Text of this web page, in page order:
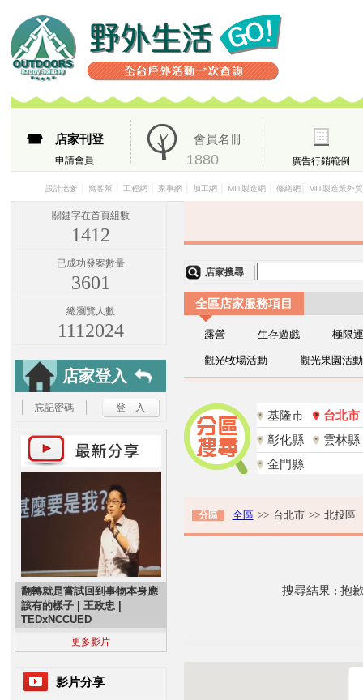
店家刊登
申請會員
會員名冊
1880 廣告行銷範例
設計老爹 窩客幫 工程網 家事網 加工網 MIT製造網 修繕網 MIT製造業外
關鍵字在首頁組數
1412
已成功發案數量
3601
總瀏覽人數
1112024
店家登入
忘記密碼
翻轉就是嘗試回到事物本身應
該有的樣子 | 王政忠 |
TEDxNCCUED
更多影片
影片分享
店家搜尋
全區店家服務項目
露營 生存遊戲 極限
觀光牧場活動 觀光果園活動
基隆市
台北市
彰化縣
雲林縣
金門縣
分區 全區 >> 台北市 >> 北投區
搜尋結果 : 抱